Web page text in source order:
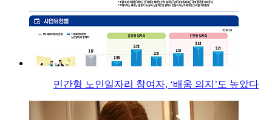
민간형 노인일자리 참여자, ‘배움 의지’도 높았다